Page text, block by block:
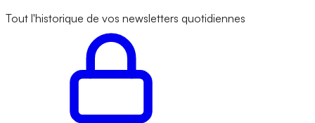
Tout l'historique de vos newsletters quotidiennes